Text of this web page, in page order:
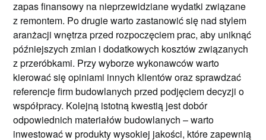
zapas finansowy na nieprzewidziane wydatki związane
z remontem. Po drugie warto zastanowić się nad stylem
aranżacji wnętrza przed rozpoczęciem prac, aby uniknąć
późniejszych zmian i dodatkowych kosztów związanych
z przeróbkami. Przy wyborze wykonawców warto
kierować się opiniami innych klientów oraz sprawdzać
referencje firm budowlanych przed podjęciem decyzji o
współpracy. Kolejną istotną kwestią jest dobór
odpowiednich materiałów budowlanych – warto
inwestować w produkty wysokiej jakości, które zapewnią